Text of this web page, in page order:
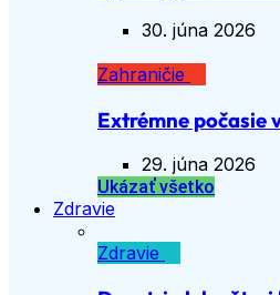
30. júna 2026
Zahraničie
Extrémne počasie
29. júna 2026
Ukázať všetko
Zdravie
Zdravie